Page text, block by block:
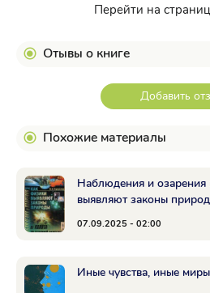
Перейти на
Отывы о книге
Добавить
Похожие материалы
Наблюдения и
выявляют законы
07.09.2025 - 02:00
Иные чувства, иные